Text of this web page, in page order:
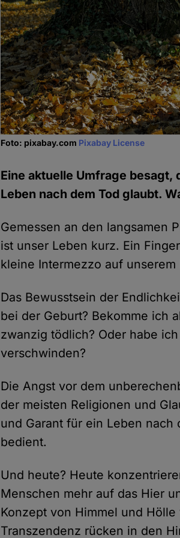
Foto: pixabay.com Pixabay License
Eine aktuelle Umfrage besagt,
Leben nach dem Tod glaubt.
Gemessen an den langsamen
ist unser Leben kurz. Ein
kleine Intermezzo auf unserem
Das Bewusstsein der
bei der Geburt? Bekomme ich
zwanzig tödlich? Oder habe
verschwinden?
Die Angst vor dem
der meisten Religionen und
und Garant für ein Leben nach
bedient.
Und heute? Heute
Menschen mehr auf das Hier
Konzept von Himmel und
Transzendenz rücken in den